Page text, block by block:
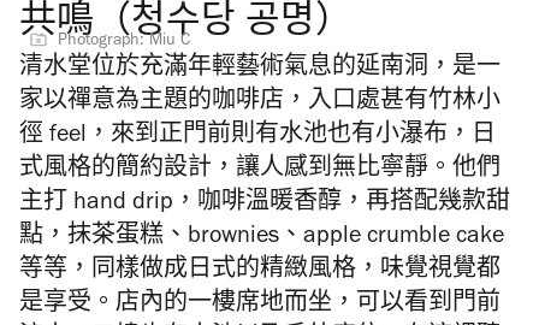
共鳴（청수당 공명）
Photograph: Miu C
清水堂位於充滿年輕藝術氣息的延南洞，是一
家以禪意為主題的咖啡店，入口處甚有竹林小
徑 feel，來到正門前則有水池也有小瀑布，日
式風格的簡約設計，讓人感到無比寧靜。他們
主打 hand drip，咖啡溫暖香醇，再搭配幾款甜
點，抹茶蛋糕、brownies、apple crumble cake
等等，同樣做成日式的精緻風格，味覺視覺都
是享受。店內的一樓席地而坐，可以看到門前